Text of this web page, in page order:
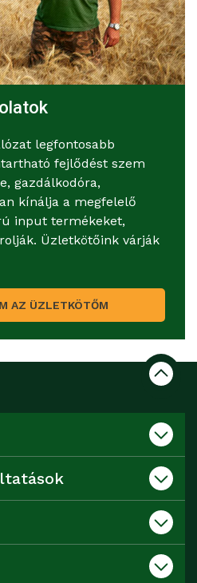
legfontosabb
fejlődést szem
gazdálkodóra,
kínálja a megfelelő
input termékeket,
Üzletkötőink várják
AZ ÜZLETKÖTŐM